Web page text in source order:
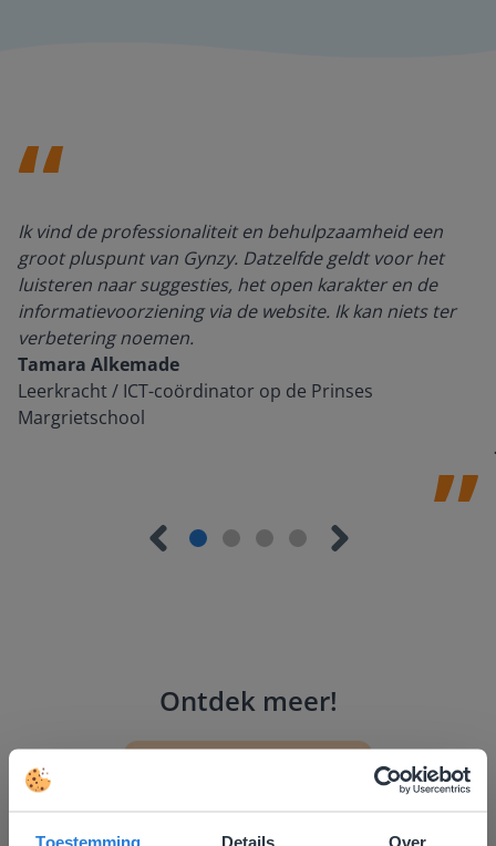
Toestemming Details Over
Ik vind de professionaliteit en behulpzaamheid een
groot pluspunt van Gynzy. Datzelfde geldt voor het
luisteren naar suggesties, het open karakter en de
informatievoorziening via de website. Ik kan niets ter
verbetering noemen.
Tamara Alkemade
Leerkracht / ICT-coördinator op de Prinses
Margrietschool
Ontdek meer!